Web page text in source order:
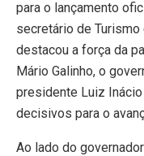
para o lançamento
secretário de Turismo
destacou a força da
Mário Galinho, o
presidente Luiz
decisivos para o
Ao lado do